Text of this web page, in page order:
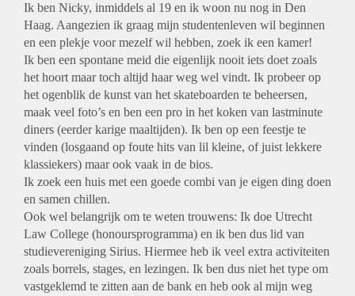
Ik ben Nicky, inmiddels al 19 en ik woon nu nog in Den
Haag. Aangezien ik graag mijn studentenleven wil beginnen
en een plekje voor mezelf wil hebben, zoek ik een kamer!
Ik ben een spontane meid die eigenlijk nooit iets doet zoals
het hoort maar toch altijd haar weg wel vindt. Ik probeer op
het ogenblik de kunst van het skateboarden te beheersen,
maak veel foto’s en ben een pro in het koken van lastminute
diners (eerder karige maaltijden). Ik ben op een feestje te
vinden (losgaand op foute hits van lil kleine, of juist lekkere
klassiekers) maar ook vaak in de bios.
Ik zoek een huis met een goede combi van je eigen ding doen
en samen chillen.
Ook wel belangrijk om te weten trouwens: Ik doe Utrecht
Law College (honoursprogramma) en ik ben dus lid van
studievereniging Sirius. Hiermee heb ik veel extra activiteiten
zoals borrels, stages, en lezingen. Ik ben dus niet het type om
vastgeklemd te zitten aan de bank en heb ook al mijn weg